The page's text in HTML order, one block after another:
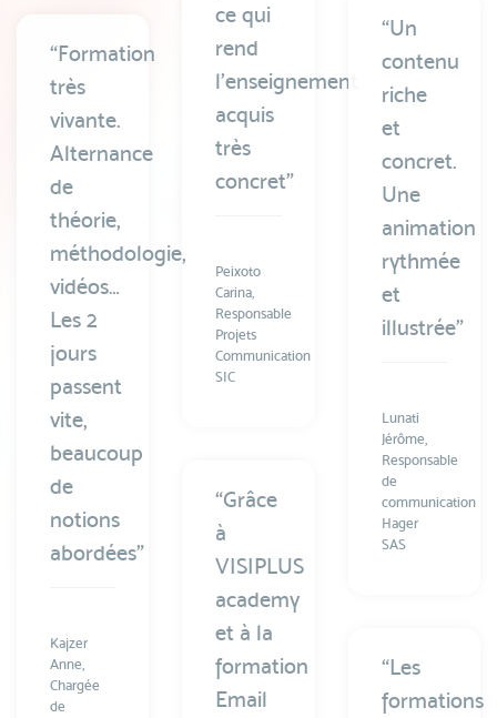
ce qui
rend
l’enseignement
acquis
très
concret”
Peixoto
Carina,
‎Responsable
Projets
Communication
SIC
“Un
contenu
riche
et
concret.
Une
animation
rythmée
et
illustrée”
Lunati
Jérôme,
Responsable
de
communication
Hager
SAS
“Formation
très
vivante.
Alternance
de
théorie,
méthodologie,
vidéos…
Les 2
jours
passent
vite,
beaucoup
de
notions
abordées”
Kajzer
Anne,
Chargée
de
“Grâce
à
VISIPLUS
academy
et à la
formation
Email
“Les
formations